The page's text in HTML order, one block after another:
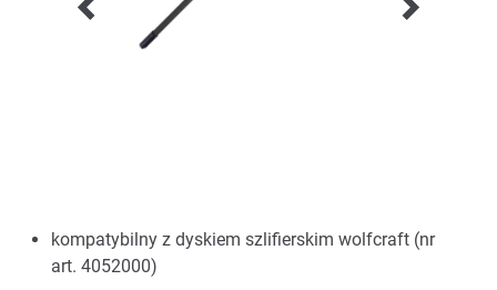
kompatybilny z dyskiem szlifierskim wolfcraft (nr
art. 4052000)